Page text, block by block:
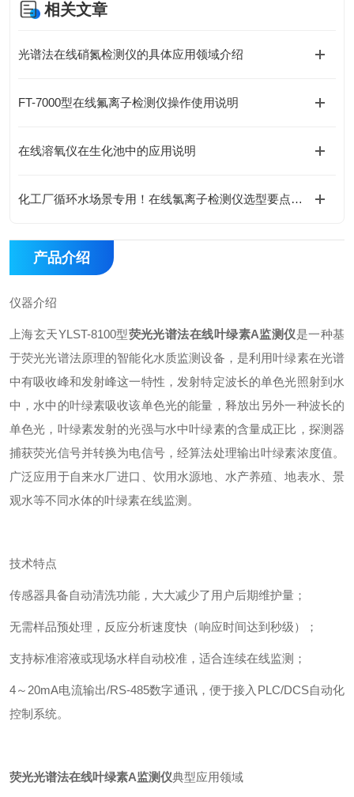
相关文章
光谱法在线硝氮检测仪的具体应用领域介绍
FT-7000型在线氟离子检测仪操作使用说明
在线溶氧仪在生化池中的应用说明
化工厂循环水场景专用！在线氯离子检测仪选型要点与参数解读
产品介绍
仪器介绍
上海玄天YLST-8100型荧光光谱法在线叶绿素A监测仪是一种基
于荧光光谱法原理的智能化水质监测设备，是利用叶绿素在光谱
中有吸收峰和发射峰这一特性，发射特定波长的单色光照射到水
中，水中的叶绿素吸收该单色光的能量，释放出另外一种波长的
单色光，叶绿素发射的光强与水中叶绿素的含量成正比，探测器
捕获荧光信号并转换为电信号，经算法处理输出叶绿素浓度值。
广泛应用于自来水厂进口、饮用水源地、水产养殖、地表水、景
观水等不同水体的叶绿素在线监测。
技术特点
传感器具备自动清洗功能，大大减少了用户后期维护量；
无需样品预处理，反应分析速度快（响应时间达到秒级）；
支持标准溶液或现场水样自动校准，适合连续在线监测；
4～20mA电流输出/RS-485数字通讯，便于接入PLC/DCS自动化
控制系统。
荧光光谱法在线叶绿素A监测仪典型应用领域